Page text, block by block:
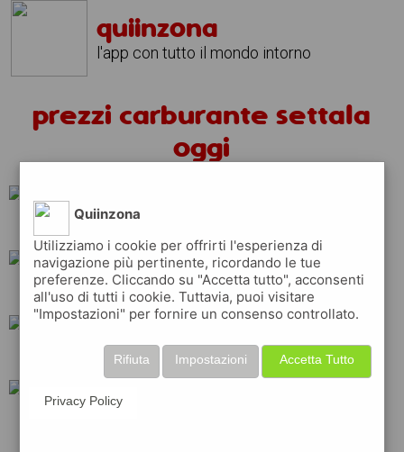
quiinzona
l'app con tutto il mondo intorno
prezzi carburante settala
oggi
api esso erg
ip shell
Quiinzona
Utilizziamo i cookie per offrirti l'esperienza di
navigazione più pertinente, ricordando le tue
preferenze. Cliccando su "Accetta tutto", acconsenti
all'uso di tutti i cookie. Tuttavia, puoi visitare
"Impostazioni" per fornire un consenso controllato.
Accetta Tutto
Impostazioni
Rifiuta
Privacy Policy